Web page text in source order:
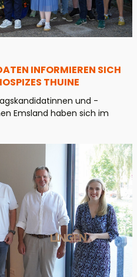
INFORMIEREN SICH
THUINE
und -
Emsland haben sich im